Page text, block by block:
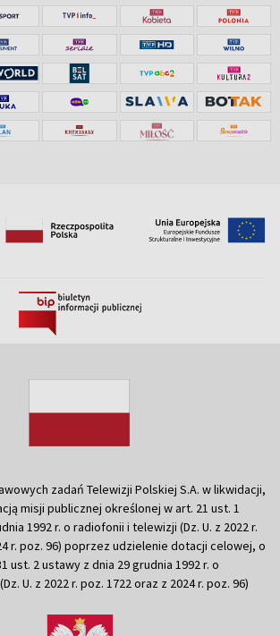
zadań Telewizji Polskiej S.A. w likwidacji,
misji publicznej określonej w art. 21 ust. 1
1992 r. o radiofonii i telewizji (Dz. U. z 2022 r.
r. poz. 96) poprzez udzielenie dotacji celowej, o
ust. 2 ustawy z dnia 29 grudnia 1992 r. o
U. z 2022 r. poz. 1722 oraz z 2024 r. poz. 96)